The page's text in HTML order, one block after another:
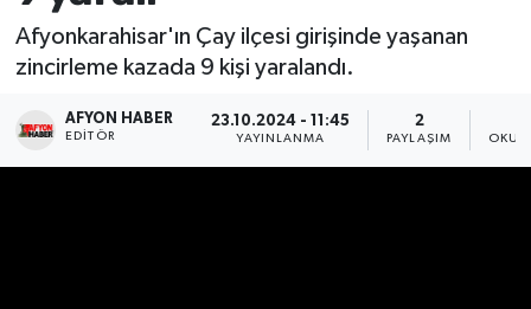
Afyonkarahisar'ın Çay ilçesi girişinde yaşanan
zincirleme kazada 9 kişi yaralandı.
AFYON HABER
EDITÖR
23.10.2024 - 11:45
YAYINLANMA
2
PAYLAŞIM
Sivil Toplum
Ekonomi